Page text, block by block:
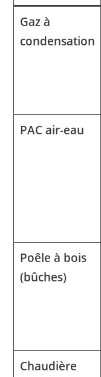
Gaz à
condensation
PAC air-eau
Poêle à bois
(bûches)
Chaudière